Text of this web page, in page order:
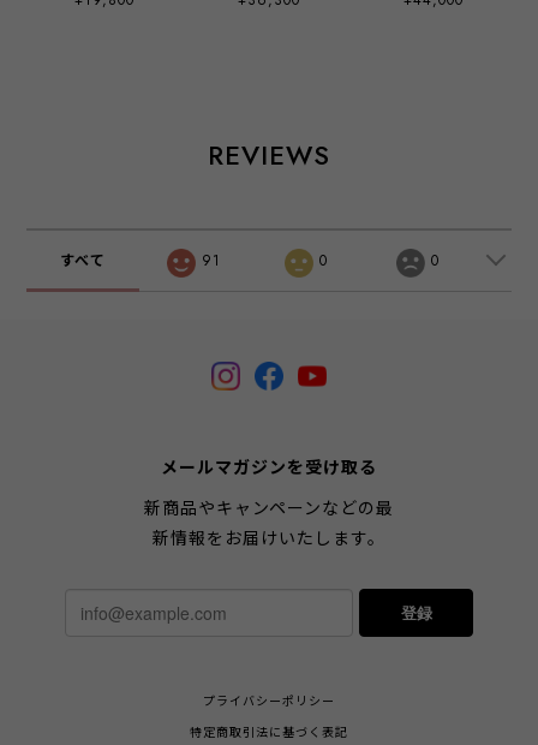
Exclusive by
custom by Mirock
REVIEWS
すべて 91 0 0
メールマガジンを受け取る
新商品やキャンペーンなどの最
新情報をお届けいたします。
登録
プライバシーポリシー
特定商取引法に基づく表記